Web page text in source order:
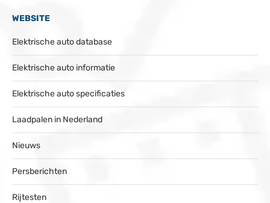
WEBSITE
Elektrische auto database
Elektrische auto informatie
Elektrische auto specificaties
Laadpalen in Nederland
Nieuws
Persberichten
Rijtesten